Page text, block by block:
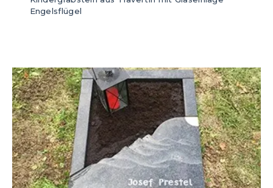
Engelsflügel